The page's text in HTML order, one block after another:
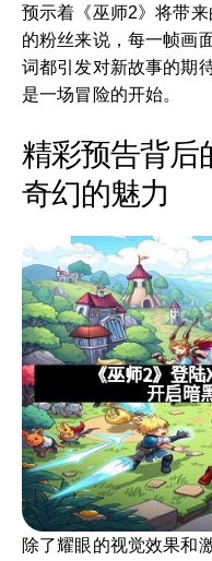
预示着《巫师2》将带
的粉丝来说，每一帧画
词都引发对新故事的期
是一场冒险的开始。
精彩预告背
奇幻的魅力
除了耀眼的视觉效果和